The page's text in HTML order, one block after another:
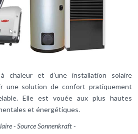
à chaleur et d’une installation solaire
une solution de confort pratiquement
Elle est vouée aux plus hautes
et énergétiques.
- Source Sonnenkraft -